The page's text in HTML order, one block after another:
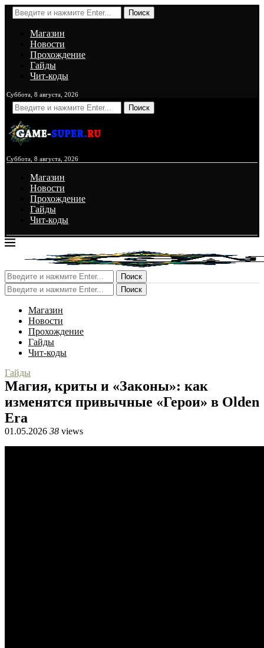
Поиск
Магазин
Новости
Прохождение
Гайды
Чит-коды
Суббота, 8 августа, 2026
Поиск
Суббота, 8 августа, 2026
Магазин
Новости
Прохождение
Гайды
Чит-коды
Поиск
Поиск
Магазин
Новости
Прохождение
Гайды
Чит-коды
Гайды
Магия, криты и «Законы»: как
изменятся привычные «Герои» в Olden
Era
01.05.2026 38 views